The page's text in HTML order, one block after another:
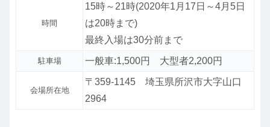
時間
15時～21時(2020年1月17日～4月5日
は20時まで)
最終入場は30分前まで
駐車場 一般車:1,500円 大型者2,200円
会場所在地
〒359-1145 埼玉県所沢市大字山口
2964